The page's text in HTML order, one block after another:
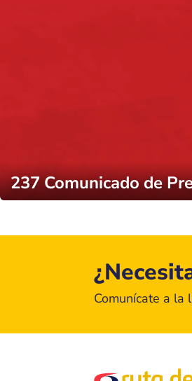
237 Comunicado de
Comunícate a la